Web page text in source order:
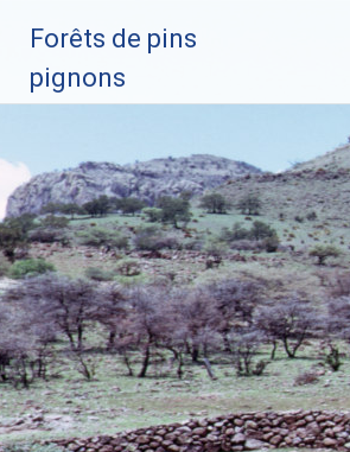
Forêts de pins
pignons